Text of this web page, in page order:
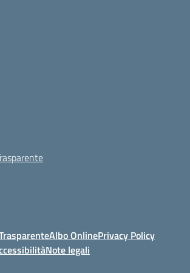
Albo OnlinePrivacy Policy
Note legali